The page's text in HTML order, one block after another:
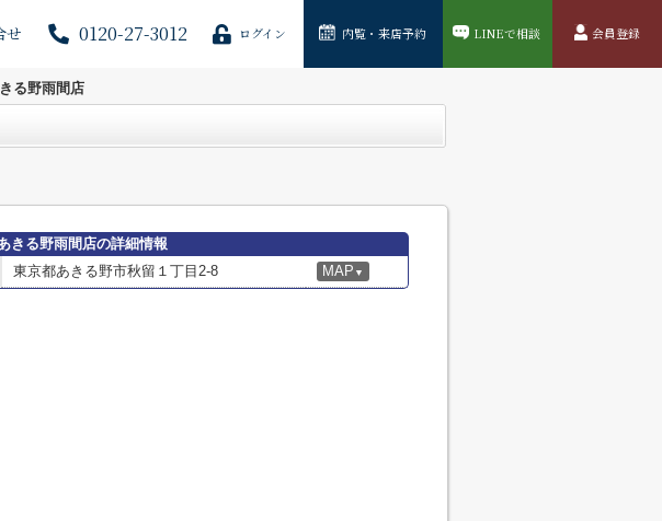
せ 0120-27-3012 ログイン 内覧・来店予約 LINEで相談 会員登録
る野雨間店
きる野雨間店の詳細情報
東京都あきる野市秋留１丁目2-8 MAP ▼